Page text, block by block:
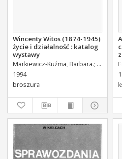
Wincenty Witos (1874-1945)
życie i działalność : katalog
wystawy
Markiewicz-Kuźma, Barbara.
1994
broszura